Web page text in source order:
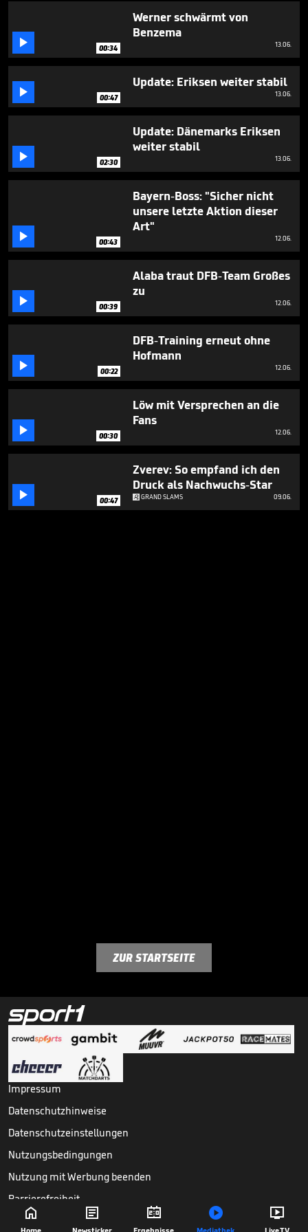
seconds
 00:34
Werner schwärmt von
Benzema
13.06.
 00:47
Update: Eriksen weiter stabil
13.06.
 02:30
Update: Dänemarks Eriksen
weiter stabil
13.06.
 00:43
Bayern-Boss: "Sicher nicht
unsere letzte Aktion dieser
Art"
12.06.
 00:39
Alaba traut DFB-Team Großes
zu
12.06.
 00:22
DFB-Training erneut ohne
Hofmann
12.06.
 00:30
Löw mit Versprechen an die
Fans
12.06.
 00:47
Zverev: So empfand ich den
Druck als Nachwuchs-Star
GRAND SLAMS 09.06.
    
ZUR STARTSEITE
Impressum
Datenschutzhinweise
Datenschutzeinstellungen
Nutzungsbedingungen
Nutzung mit Werbung beenden
Barrierefreiheit
Copyright © Sport1 GmbH. Alle Rechte vorbehalten.